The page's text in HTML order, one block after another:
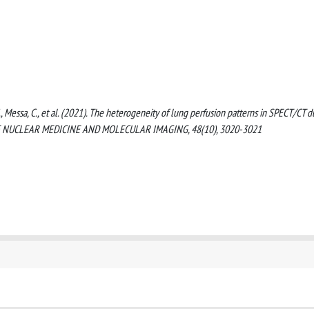
Messa, C., et al. (2021). The heterogeneity of lung perfusion patterns in SPECT/CT
MEDICINE AND MOLECULAR IMAGING, 48(10), 3020-3021